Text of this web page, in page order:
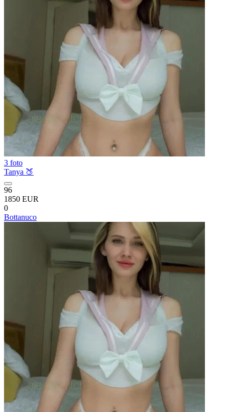
3 foto
Tanya 🍑
96
1850 EUR
0
Bottanuco